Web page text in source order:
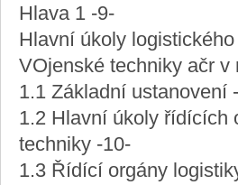
Hlava 1 -9-
Hlavní úkoly
VOjenské techniky ačr v
1.1 Základní ustanovení
1.2 Hlavní úkoly řídících
techniky -10-
1.3 Řídící orgány